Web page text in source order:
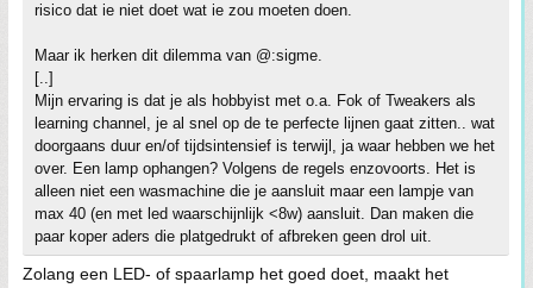
risico dat ie niet doet wat ie zou moeten doen.
Maar ik herken dit dilemma van @:sigme.
[..]
Mijn ervaring is dat je als hobbyist met o.a. Fok of Tweakers als
learning channel, je al snel op de te perfecte lijnen gaat zitten.. wat
doorgaans duur en/of tijdsintensief is terwijl, ja waar hebben we het
over. Een lamp ophangen? Volgens de regels enzovoorts. Het is
alleen niet een wasmachine die je aansluit maar een lampje van
max 40 (en met led waarschijnlijk <8w) aansluit. Dan maken die
paar koper aders die platgedrukt of afbreken geen drol uit.
Zolang een LED- of spaarlamp het goed doet, maakt het